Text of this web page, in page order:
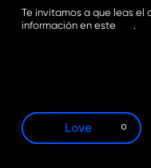
Te invitamos a que leas
información en este
.
Love 0